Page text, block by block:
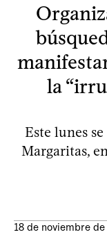
la
Este lunes
Margaritas,
18 de noviembre de